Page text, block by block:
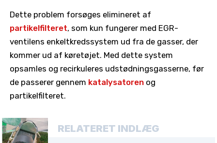
Dette problem forsøges elimineret af
partikelfilteret, som kun fungerer med EGR-
ventilens enkeltkredssystem ud fra de gasser, der
kommer ud af køretøjet. Med dette system
opsamles og recirkuleres udstødningsgasserne, før
de passerer gennem katalysatoren og
partikelfilteret.
RELATERET INDLÆG